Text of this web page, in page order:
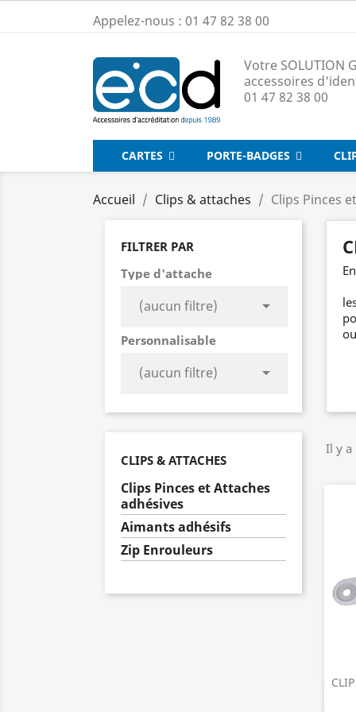
Appelez-nous : 01 47 82 38 00
Votre SOLUTION
accessoires
01 47 82 38 00
CARTES PORTE-BADGES
Accueil Clips & attaches Clips Pinces
FILTRER PAR
Type d'attache
(aucun filtre) 
Personnalisable
(aucun filtre) 
CLIPS & ATTACHES
Clips Pinces et Attaches
adhésives
Aimants adhésifs
Zip Enrouleurs
Il y a